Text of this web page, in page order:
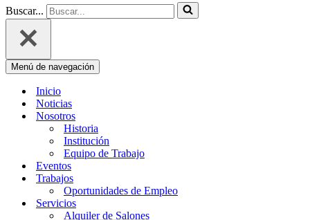
Buscar...
Menú de navegación
Inicio
Noticias
Nosotros
Historia
Institución
Equipo de Trabajo
Eventos
Trabajos
Oportunidades de Empleo
Servicios
Alquiler de Salones